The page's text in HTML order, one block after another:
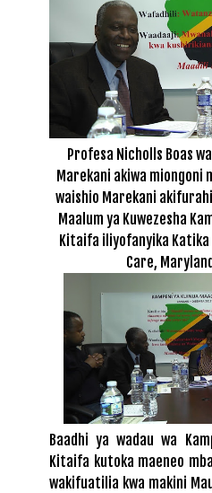
Profesa Nicholls Boas
Marekani akiwa miongoni
waishio Marekani
Maalum ya Kuwezesha
Kitaifa iliyofanyika Katika
Care,
Baadhi ya wadau wa
Kitaifa kutoka maeneo
wakifuatilia kwa makini